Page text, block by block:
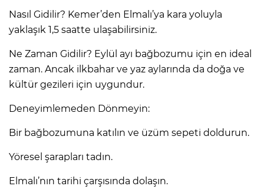
Nasıl Gidilir? Kemer’den Elmalı’ya kara yoluyla
yaklaşık 1,5 saatte ulaşabilirsiniz.
Ne Zaman Gidilir? Eylül ayı bağbozumu için en ideal
zaman. Ancak ilkbahar ve yaz aylarında da doğa ve
kültür gezileri için uygundur.
Deneyimlemeden Dönmeyin:
Bir bağbozumuna katılın ve üzüm sepeti doldurun.
Yöresel şarapları tadın.
Elmalı’nın tarihi çarşısında dolaşın.